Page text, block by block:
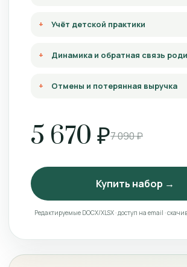
Учёт детской практики
Динамика и обратная связь
Отмены и потерянная выручка
5 670 ₽7 090 ₽
Купить набор →
Редактируемые DOCX/XLSX · доступ на email ·